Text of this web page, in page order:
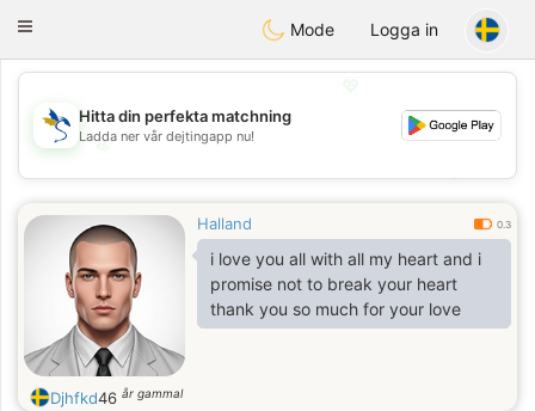
SvenskaDating
Toggle
Mode Logga in
💖
💕
Hitta din perfekta matchning
Ladda ner vår dejtingapp nu!
Halland 0.3
i love you all with all my heart and i
promise not to break your heart
thank you so much for your love
Djhfkd46 år gammal